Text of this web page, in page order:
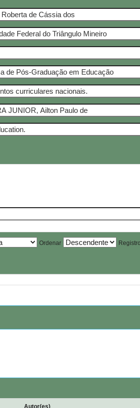
Ordenar
Autor(es)